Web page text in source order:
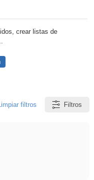
crear listas de
filtros Filtros